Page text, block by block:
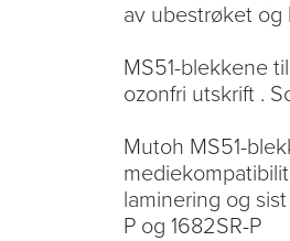
av ubestrøket og
MS51-blekkene
ozonfri utskrift .
Mutoh MS51-
laminering og
P og 1682SR-P